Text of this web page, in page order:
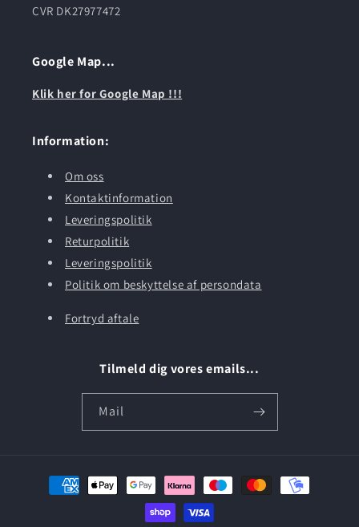
CVR DK27977472
Google Map...
Klik her for Google Map !!!
Information:
Om oss
Kontaktinformation
Leveringspolitik
Returpolitik
Leveringspolitik
Politik om beskyttelse af persondata
Fortryd aftale
Tilmeld dig vores emails...
Mail
Betalingsmetoder